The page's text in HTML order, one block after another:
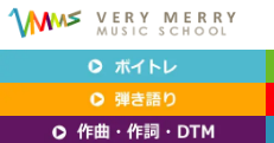
東京（新宿・八王子）
「本気」になれるボイ
MUSIC SCHOOL（ベ
東京（新宿・八王子）・横浜・名古屋
VERY MERRY MUSIC SCHOOL（ベリ